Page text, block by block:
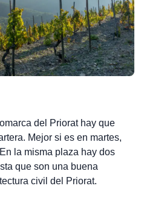
del Priorat hay que
Mejor si es en martes,
la misma plaza hay dos
que son una buena
civil del Priorat.